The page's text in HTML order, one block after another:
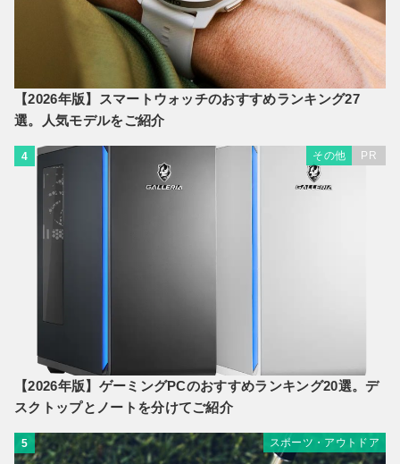
【2026年版】スマートウォッチのおすすめランキング27
選。人気モデルをご紹介
4 その他 PR
【2026年版】ゲーミングPCのおすすめランキング20選。デ
スクトップとノートを分けてご紹介
5 スポーツ・アウトドア